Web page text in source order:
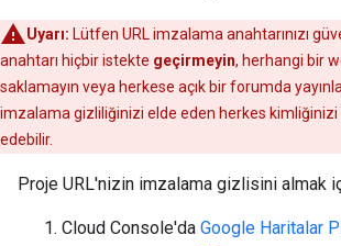
Uyarı: Lütfen URL imzalama anahtarınızı
anahtarı hiçbir istekte geçirmeyin, herhangi bir
saklamayın veya herkese açık bir forumda
imzalama gizliliğinizi elde eden herkes
edebilir.
Proje URL'nizin imzalama gizlisini almak
Cloud Console'da Google Haritalar